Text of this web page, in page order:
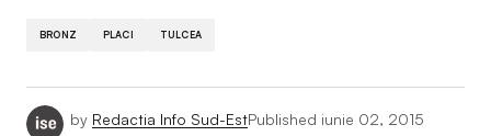
BRONZ PLACI TULCEA
by Redactia Info Sud-EstPublished iunie 02, 2015